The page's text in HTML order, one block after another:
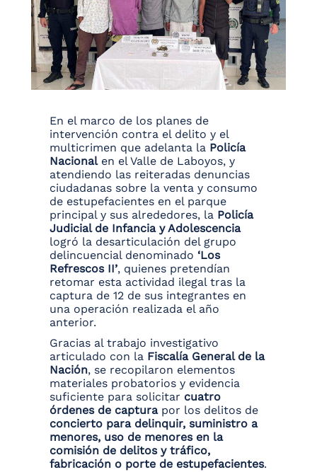
En el marco de los planes de
intervención contra el delito y el
multicrimen que adelanta la Policía
Nacionalen el Valle de Laboyos, y
atendiendo las reiteradas denuncias
ciudadanas sobre la venta y consumo
de estupefacientes en el parque
principal y sus alrededores, la Policía
Judicial de Infancia y Adolescencia
logró la desarticulación del grupo
delincuencial denominado ‘Los
Refrescos II’, quienes pretendían
retomar esta actividad ilegal tras la
captura de 12 de sus integrantes en
una operación realizada el año
anterior.
Gracias al trabajo investigativo
articulado con la Fiscalía General de la
Nación, se recopilaron elementos
materiales probatorios y evidencia
suficiente para solicitar cuatro
órdenes de capturapor los delitos de
concierto para delinquir, suministro a
menores, uso de menores en la
comisión de delitos y tráfico,
fabricación o porte de estupefacientes.